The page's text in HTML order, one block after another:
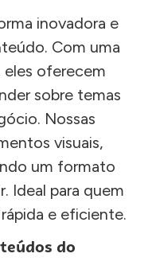
inovadora e
Com uma
eles oferecem
sobre temas
Nossas
visuais,
um formato
Ideal para quem
e eficiente.
do